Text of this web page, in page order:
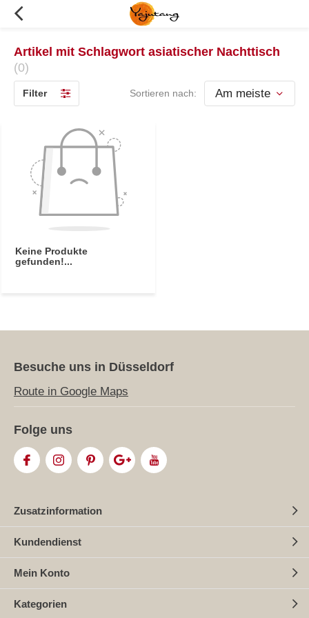
Artikel mit Schlagwort asiatischer Nachttisch
(0)
Filter Sortieren nach:
Keine Produkte
gefunden!...
Besuche uns in Düsseldorf
Route in Google Maps
Folge uns
Zusatzinformation
Kundendienst
Mein Konto
Kategorien